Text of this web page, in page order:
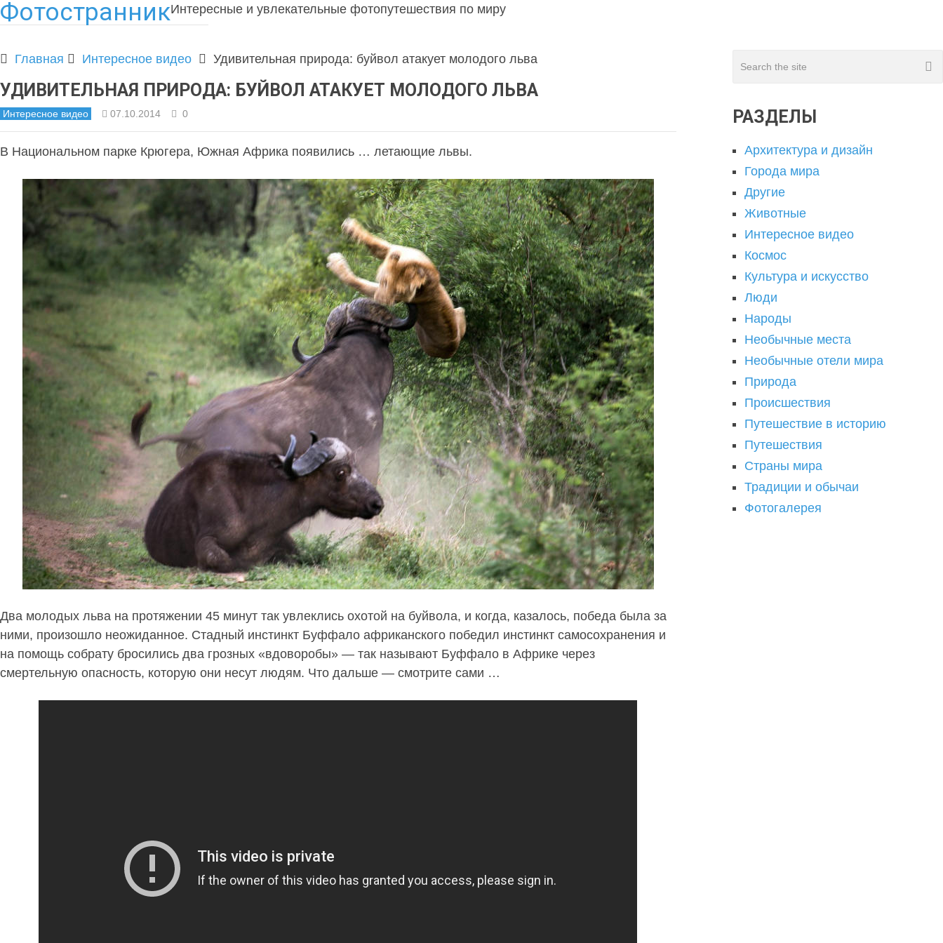
ФотостранникИнтересные и увлекательные фотопутешествия по миру
Главная Интересное видео Удивительная природа: буйвол атакует молодого льва
УДИВИТЕЛЬНАЯ ПРИРОДА: БУЙВОЛ АТАКУЕТ МОЛОДОГО ЛЬВА
Интересное видео 07.10.2014 0
В Национальном парке Крюгера, Южная Африка появились … летающие львы.
Два молодых льва на протяжении 45 минут так увлеклись охотой на буйвола, и когда, казалось, победа была за
ними, произошло неожиданное. Стадный инстинкт Буффало африканского победил инстинкт самосохранения и
на помощь собрату бросились два грозных «вдоворобы» — так называют Буффало в Африке через
смертельную опасность, которую они несут людям. Что дальше — смотрите сами …
РАЗДЕЛЫ
Архитектура и дизайн
Города мира
Другие
Животные
Интересное видео
Космос
Культура и искусство
Люди
Народы
Необычные места
Необычные отели мира
Природа
Происшествия
Путешествие в историю
Путешествия
Страны мира
Традиции и обычаи
Фотогалерея